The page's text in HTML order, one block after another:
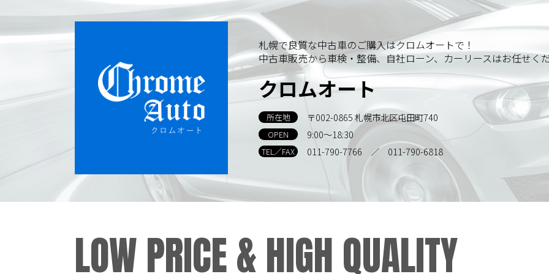
札幌で良質な中古車のご購入はクロムオートで！
中古車販売から車検・整備、自社ローン、カーリースはお任せく
クロムオート
所在地 〒002-0865 札幌市北区屯田町740
OPEN 9:00～18:30
TEL／FAX 011-790-7766 ／ 011-790-6818
LOW PRICE &HIGH QUALITY